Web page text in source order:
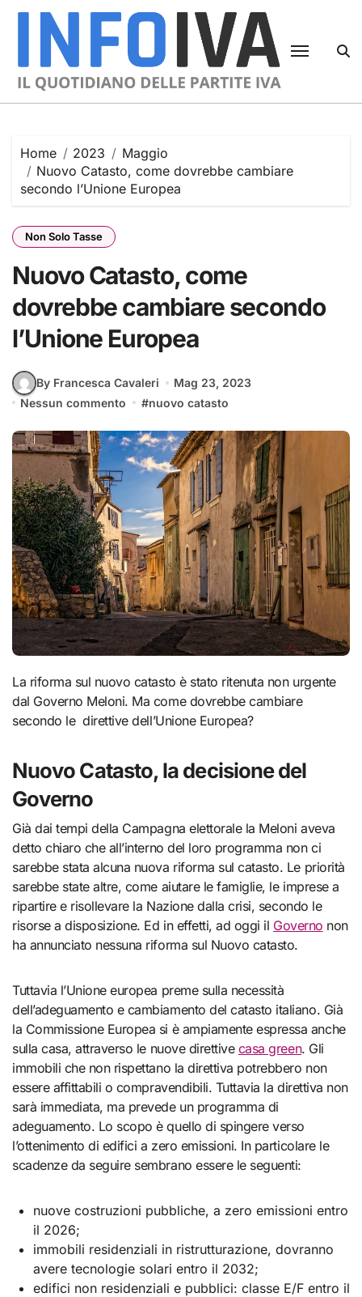
Skip
Home 2023
Maggio
Nuovo Catasto, come dovrebbe cambiare
secondo l’Unione Europea
Non Solo Tasse
Nuovo Catasto, come
dovrebbe cambiare secondo
l’Unione Europea
By Francesca Cavaleri
Mag 23, 2023
Nessun commento
#nuovo catasto
La riforma sul nuovo catasto è stato ritenuta non urgente
dal Governo Meloni. Ma come dovrebbe cambiare
secondo le direttive dell’Unione Europea?
Nuovo Catasto, la decisione del
Governo
Già dai tempi della Campagna elettorale la Meloni aveva
detto chiaro che all’interno del loro programma non ci
sarebbe stata alcuna nuova riforma sul catasto. Le priorità
sarebbe state altre, come aiutare le famiglie, le imprese a
ripartire e risollevare la Nazione dalla crisi, secondo le
risorse a disposizione. Ed in effetti, ad oggi il Governo non
ha annunciato nessuna riforma sul Nuovo catasto.
Tuttavia l’Unione europea preme sulla necessità
dell’adeguamento e cambiamento del catasto italiano. Già
la Commissione Europea si è ampiamente espressa anche
sulla casa, attraverso le nuove direttive casa green. Gli
immobili che non rispettano la direttiva potrebbero non
essere affittabili o compravendibili. Tuttavia la direttiva non
sarà immediata, ma prevede un programma di
adeguamento. Lo scopo è quello di spingere verso
l’ottenimento di edifici a zero emissioni. In particolare le
scadenze da seguire sembrano essere le seguenti:
nuove costruzioni pubbliche, a zero emissioni entro
il 2026;
immobili residenziali in ristrutturazione, dovranno
avere tecnologie solari entro il 2032;
edifici non residenziali e pubblici: classe E/F entro il